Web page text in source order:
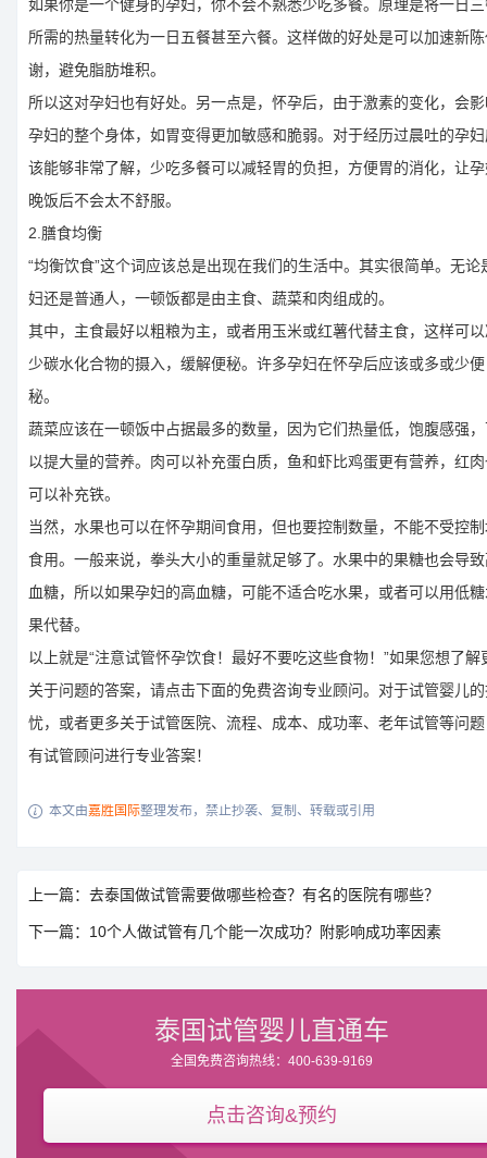
如果你是一个健身的孕妇，你不会不熟悉少吃多餐。原理是将一日
所需的热量转化为一日五餐甚至六餐。这样做的好处是可以加速新
谢，避免脂肪堆积。
所以这对孕妇也有好处。另一点是，怀孕后，由于激素的变化，会
孕妇的整个身体，如胃变得更加敏感和脆弱。对于经历过晨吐的孕
该能够非常了解，少吃多餐可以减轻胃的负担，方便胃的消化，让
晚饭后不会太不舒服。
2.膳食均衡
“均衡饮食”这个词应该总是出现在我们的生活中。其实很简单。无论
妇还是普通人，一顿饭都是由主食、蔬菜和肉组成的。
其中，主食最好以粗粮为主，或者用玉米或红薯代替主食，这样可
少碳水化合物的摄入，缓解便秘。许多孕妇在怀孕后应该或多或少便
秘。
蔬菜应该在一顿饭中占据最多的数量，因为它们热量低，饱腹感强
以提大量的营养。肉可以补充蛋白质，鱼和虾比鸡蛋更有营养，红
可以补充铁。
当然，水果也可以在怀孕期间食用，但也要控制数量，不能不受控
食用。一般来说，拳头大小的重量就足够了。水果中的果糖也会导
血糖，所以如果孕妇的高血糖，可能不适合吃水果，或者可以用低
果代替。
以上就是“注意试管怀孕饮食！最好不要吃这些食物！”如果您想了解
关于问题的答案，请点击下面的免费咨询专业顾问。对于试管婴儿
忧，或者更多关于试管医院、流程、成本、成功率、老年试管等问
有试管顾问进行专业答案！
 本文由嘉胜国际整理发布，禁止抄袭、复制、转载或引用
上一篇：去泰国做试管需要做哪些检查？有名的医院有哪些？
下一篇：10个人做试管有几个能一次成功？附影响成功率因素
泰国试管婴儿直通车
全国免费咨询热线：400-639-9169
点击咨询&预约